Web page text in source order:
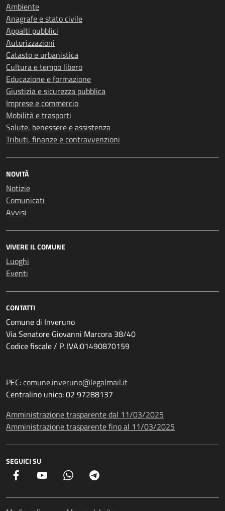
Ambiente
Anagrafe e stato civile
Appalti pubblici
Autorizzazioni
Catasto e urbanistica
Cultura e tempo libero
Educazione e formazione
Giustizia e sicurezza pubblica
Imprese e commercio
Mobilità e trasporti
Salute, benessere e assistenza
Tributi, finanze e contravvenzioni
NOVITÀ
Notizie
Comunicati
Avvisi
VIVERE IL COMUNE
Luoghi
Eventi
CONTATTI
Comune di Inveruno
Via Senatore Giovanni Marcora 38/40
Codice fiscale / P. IVA:01490870159
PEC:comune.inveruno@legalmail.it
Centralino unico: 02 97288137
Amministrazione trasparente dal 11/03/2025
Amministrazione trasparente fino al 11/03/2025
SEGUICI SU
Facebook YouTube Whatsapp